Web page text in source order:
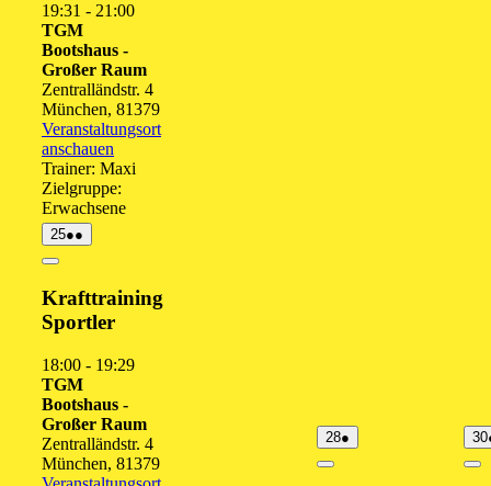
19:31 - 21:00
TGM
Bootshaus -
Großer Raum
Zentralländstr. 4
München, 81379
Veranstaltungsort
anschauen
Trainer: Maxi
Zielgruppe:
Erwachsene
2525.
August
●●
Veranstaltungen)
Close
Krafttraining
Sportler
18:00 - 19:29
TGM
Bootshaus -
Großer Raum
Zentralländstr. 4
München, 81379
2828.
August
●
Veranstaltung)
Close
30